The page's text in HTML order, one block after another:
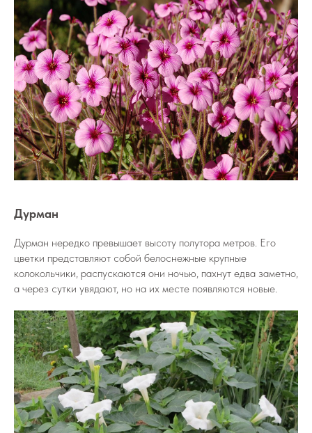
Дурман
Дурман нередко превышает высоту полутора метров. Его
цветки представляют собой белоснежные крупные
колокольчики, распускаются они ночью, пахнут едва заметно,
а через сутки увядают, но на их месте появляются новые.